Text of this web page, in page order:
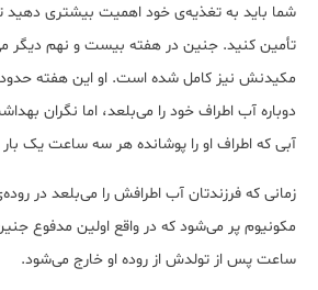
شما باید به تغذیه‌ی خود اهمیت بیشتری دهید تا
تأمین کنید. جنین در هفته بیست و نهم دیگر
مکیدنش نیز کامل شده است. او این هفته حدود
دوباره آب اطراف خود را می‌بلعد، اما نگران
آبی که اطراف او را پوشانده هر سه ساعت یک
زمانی که فرزندتان آب اطرافش را می‌بلعد در
مکونیوم پر می‌شود که در واقع اولین مدفوع
ساعت پس از تولدش از روده او خارج می‌شود.